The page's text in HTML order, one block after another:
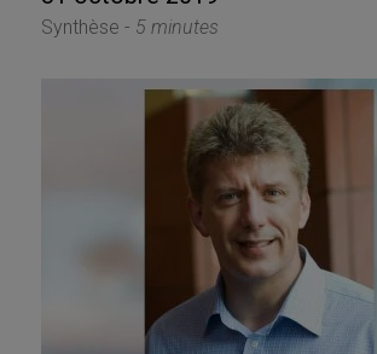
Synthèse - 5 minutes